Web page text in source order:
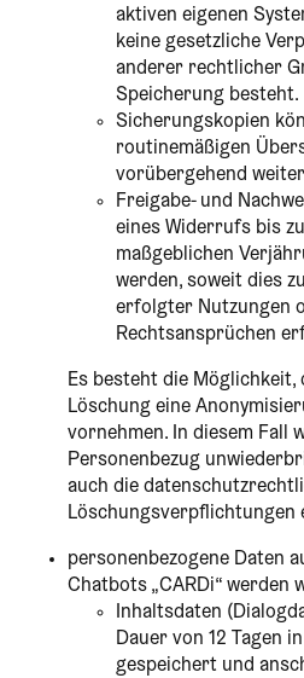
aktiven eigenen
keine gesetzliche
anderer rechtlicher
Speicherung besteht.
Sicherungskopien
routinemäßigen
vorübergehend
Freigabe- und
eines Widerrufs bis
maßgeblichen
werden, soweit dies
erfolgter Nutzungen
Rechtsansprüchen
Es besteht die
Löschung eine
vornehmen. In diesem Fall
Personenbezug
auch die
Löschungsverpflichtungen
personenbezogene Daten
Chatbots „CARDi“ werden
Inhaltsdaten
Dauer von 12 Tagen
gespeichert und